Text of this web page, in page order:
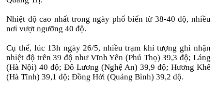
Nhiệt độ cao nhất trong ngày phổ biến từ 38-40 độ, nhiều
nơi vượt ngưỡng 40 độ.
Cụ thể, lúc 13h ngày 26/5, nhiều trạm khí tượng ghi nhận
nhiệt độ trên 39 độ như Vĩnh Yên (Phú Thọ) 39,3 độ; Láng
(Hà Nội) 40 độ; Đô Lương (Nghệ An) 39,9 độ; Hương Khê
(Hà Tĩnh) 39,1 độ; Đồng Hới (Quảng Bình) 39,2 độ.